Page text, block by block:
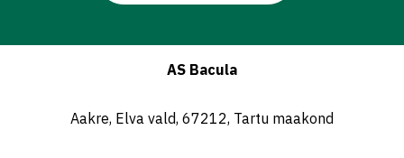
AS Bacula
Aakre, Elva vald, 67212, Tartu maakond